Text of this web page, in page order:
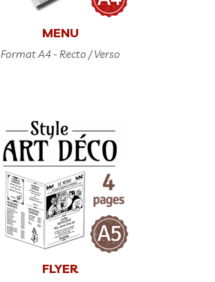
MENU
Format A4 - Recto / Verso
FLYER